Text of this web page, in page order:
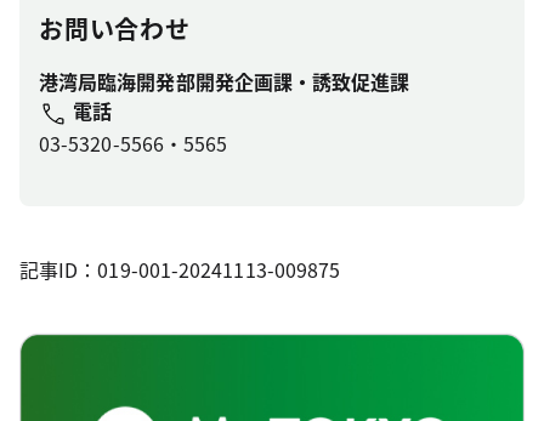
お問い合わせ
港湾局臨海開発部開発企画課・誘致促進課
電話
03-5320-5566・5565
記事ID：019-001-20241113-009875